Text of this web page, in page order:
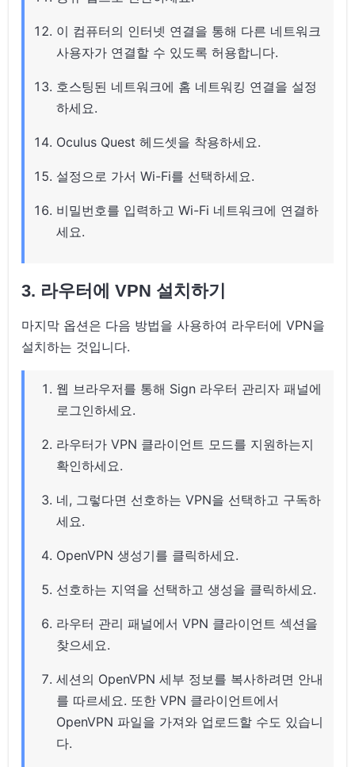
이 컴퓨터의 인터넷 연결을 통해 다른 네트워크
사용자가 연결할 수 있도록 허용합니다.
호스팅된 네트워크에 홈 네트워킹 연결을 설정
하세요.
Oculus Quest 헤드셋을 착용하세요.
설정으로 가서 Wi-Fi를 선택하세요.
비밀번호를 입력하고 Wi-Fi 네트워크에 연결하
세요.
3. 라우터에 VPN 설치하기
마지막 옵션은 다음 방법을 사용하여 라우터에 VPN을
설치하는 것입니다.
웹 브라우저를 통해 Sign 라우터 관리자 패널에
로그인하세요.
라우터가 VPN 클라이언트 모드를 지원하는지
확인하세요.
네, 그렇다면 선호하는 VPN을 선택하고 구독하
세요.
OpenVPN 생성기를 클릭하세요.
선호하는 지역을 선택하고 생성을 클릭하세요.
라우터 관리 패널에서 VPN 클라이언트 섹션을
찾으세요.
세션의 OpenVPN 세부 정보를 복사하려면 안내
를 따르세요. 또한 VPN 클라이언트에서
OpenVPN 파일을 가져와 업로드할 수도 있습니
다.